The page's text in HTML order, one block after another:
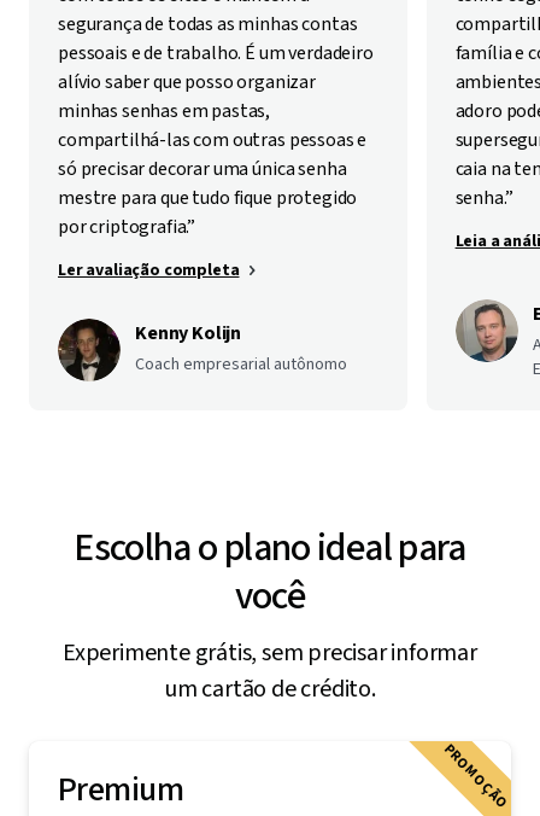
segurança de todas as minhas contas
pessoais e de trabalho. É um verdadeiro
alívio saber que posso organizar
minhas senhas em pastas,
compartilhá-las com outras pessoas e
só precisar decorar uma única senha
mestre para que tudo fique protegido
por criptografia.”
Ler avaliação completa
Kenny Kolijn
Coach empresarial autônomo
família e
adoro
caia na
senha.”
Leia a
Escolha o plano ideal para
você
Experimente grátis, sem precisar informar
um cartão de crédito.
PROMOÇÃO
Premium